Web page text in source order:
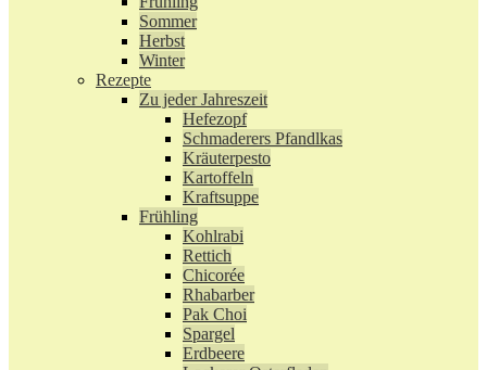
Sommer
Herbst
Winter
Rezepte
Zu jeder Jahreszeit
Hefezopf
Schmaderers Pfandlkas
Kräuterpesto
Kartoffeln
Kraftsuppe
Frühling
Kohlrabi
Rettich
Chicorée
Rhabarber
Pak Choi
Spargel
Erdbeere